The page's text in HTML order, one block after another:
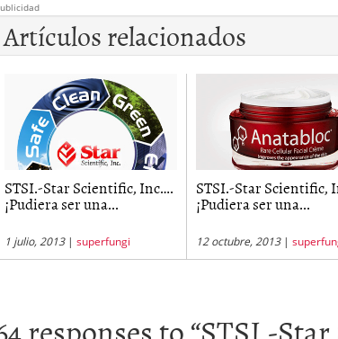
Artículos relacionados
STSI.-Star Scientific, Inc….
¡Pudiera ser una...
1 julio, 2013| superfungi
STSI.-Star Scientific,
¡Pudiera ser una...
12 octubre, 2013|